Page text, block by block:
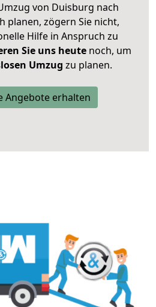
von Duisburg nach
planen, zögern Sie nicht,
Hilfe in Anspruch zu
Sie uns heutenoch, um
Umzug zu planen.
Angebote erhalten